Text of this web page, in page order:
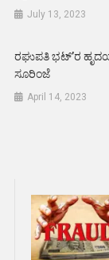
July 13, 2023
ರಘುಪತಿ ಭಟ್’ರ
ಸೂರಿಂಜೆ
April 14, 2023